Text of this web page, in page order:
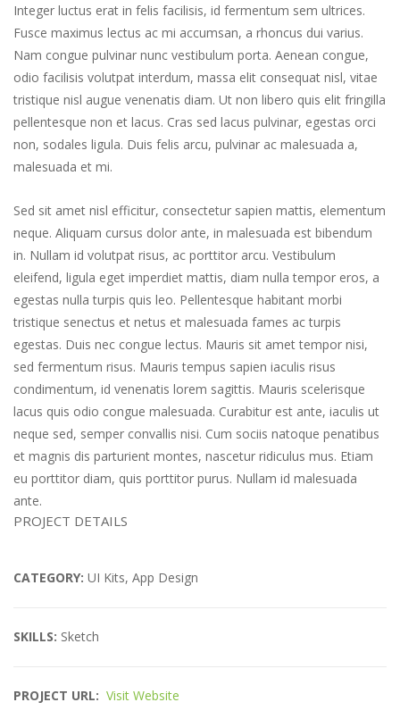
Integer luctus erat in felis facilisis, id fermentum sem ultrices.
Fusce maximus lectus ac mi accumsan, a rhoncus dui varius.
Nam congue pulvinar nunc vestibulum porta. Aenean congue,
odio facilisis volutpat interdum, massa elit consequat nisl, vitae
tristique nisl augue venenatis diam. Ut non libero quis elit fringilla
pellentesque non et lacus. Cras sed lacus pulvinar, egestas orci
non, sodales ligula. Duis felis arcu, pulvinar ac malesuada a,
malesuada et mi.
Sed sit amet nisl efficitur, consectetur sapien mattis, elementum
neque. Aliquam cursus dolor ante, in malesuada est bibendum
in. Nullam id volutpat risus, ac porttitor arcu. Vestibulum
eleifend, ligula eget imperdiet mattis, diam nulla tempor eros, a
egestas nulla turpis quis leo. Pellentesque habitant morbi
tristique senectus et netus et malesuada fames ac turpis
egestas. Duis nec congue lectus. Mauris sit amet tempor nisi,
sed fermentum risus. Mauris tempus sapien iaculis risus
condimentum, id venenatis lorem sagittis. Mauris scelerisque
lacus quis odio congue malesuada. Curabitur est ante, iaculis ut
neque sed, semper convallis nisi. Cum sociis natoque penatibus
et magnis dis parturient montes, nascetur ridiculus mus. Etiam
eu porttitor diam, quis porttitor purus. Nullam id malesuada
ante.
PROJECT DETAILS
CATEGORY: UI Kits, App Design
SKILLS: Sketch
PROJECT URL: Visit Website